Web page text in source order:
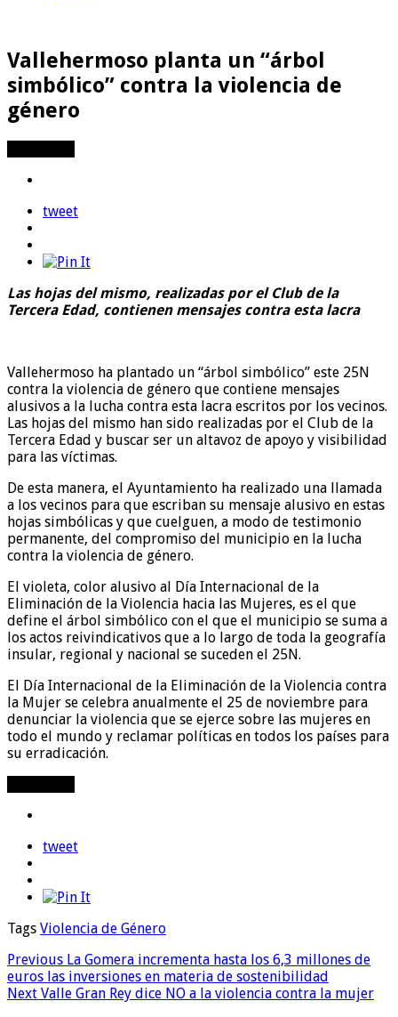
Vallehermoso planta un “árbol
simbólico” contra la violencia de
género
tweet
Las hojas del mismo, realizadas por el Club de la
Tercera Edad, contienen mensajes contra esta lacra
Vallehermoso ha plantado un “árbol simbólico” este 25N
contra la violencia de género que contiene mensajes
alusivos a la lucha contra esta lacra escritos por los vecinos.
Las hojas del mismo han sido realizadas por el Club de la
Tercera Edad y buscar ser un altavoz de apoyo y visibilidad
para las víctimas.
De esta manera, el Ayuntamiento ha realizado una llamada
a los vecinos para que escriban su mensaje alusivo en estas
hojas simbólicas y que cuelguen, a modo de testimonio
permanente, del compromiso del municipio en la lucha
contra la violencia de género.
El violeta, color alusivo al Día Internacional de la
Eliminación de la Violencia hacia las Mujeres, es el que
define el árbol simbólico con el que el municipio se suma a
los actos reivindicativos que a lo largo de toda la geografía
insular, regional y nacional se suceden el 25N.
El Día Internacional de la Eliminación de la Violencia contra
la Mujer se celebra anualmente el 25 de noviembre para
denunciar la violencia que se ejerce sobre las mujeres en
todo el mundo y reclamar políticas en todos los países para
su erradicación.
tweet
Tags Violencia de Género
Previous La Gomera incrementa hasta los 6,3 millones de
euros las inversiones en materia de sostenibilidad
Next Valle Gran Rey dice NO a la violencia contra la mujer